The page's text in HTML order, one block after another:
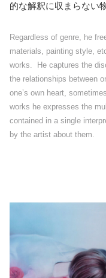
的な解釈に収まらない
Regardless of genre, he
materials, painting style,
works. He captures the
the relationships between
one’s own heart,
works he expresses the
contained in a single
by the artist about them.